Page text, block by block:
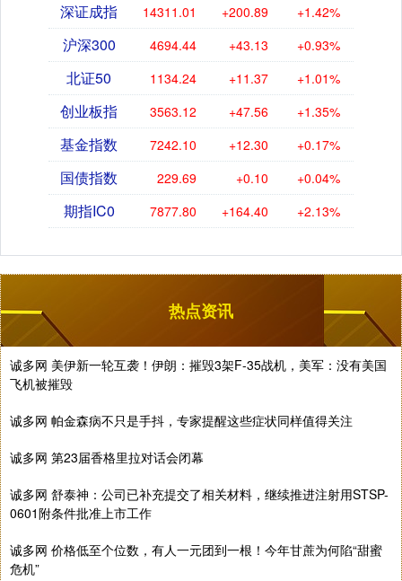
深证成指 14311.01 +200.89 +1.42%
沪深300 4694.44 +43.13 +0.93%
北证50 1134.24 +11.37 +1.01%
创业板指 3563.12 +47.56 +1.35%
基金指数 7242.10 +12.30 +0.17%
国债指数 229.69 +0.10 +0.04%
期指IC0 7877.80 +164.40 +2.13%
热点资讯
诚多网 美伊新一轮互袭！伊朗：摧毁3架F-35战机，美军：没有美国
飞机被摧毁
诚多网 帕金森病不只是手抖，专家提醒这些症状同样值得关注
诚多网 第23届香格里拉对话会闭幕
诚多网 舒泰神：公司已补充提交了相关材料，继续推进注射用STSP-
0601附条件批准上市工作
诚多网 价格低至个位数，有人一元团到一根！今年甘蔗为何陷“甜蜜
危机”